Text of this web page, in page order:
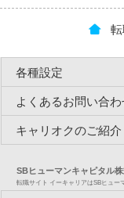
各種設定
よくあるお問い合わ
キャリオクのご紹介
SBヒューマンキャピタル
転職サイト イーキャリアはSBヒュー